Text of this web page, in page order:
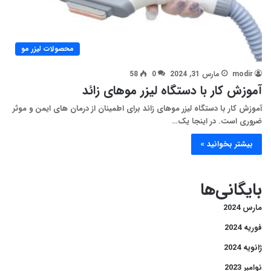
محصولات لیزر مو
modir مارس 31, 2024 0
58
آموزش کار با دستگاه لیزر موهای زائد
آموزش کار با دستگاه لیزر موهای زائد برای اطمینان از درمان های ایمن و موثر
ضروری است. در اینجا یک…
بیشتر بخوانید »
بایگانی‌ها
مارس 2024
فوریه 2024
ژانویه 2024
نوامبر 2023